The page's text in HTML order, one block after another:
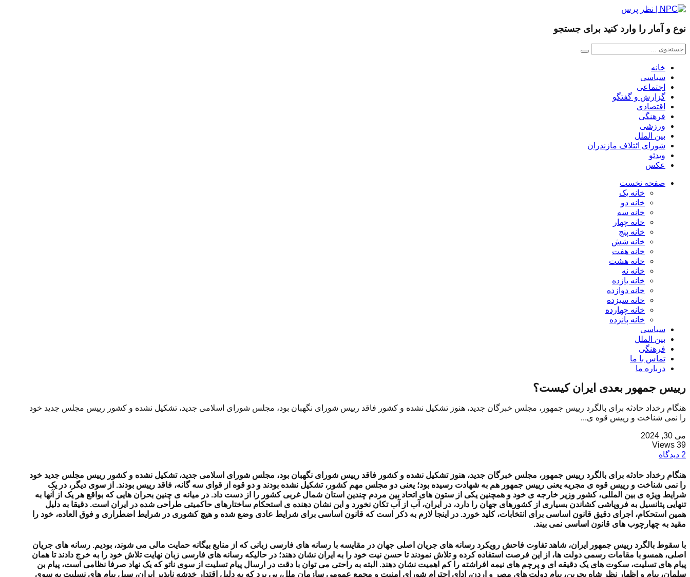
نوع و آمار را وارد کنید برای جستجو
خانه
سیاسی
اجتماعی
گزارش و گفتگو
اقتصادی
فرهنگی
ورزشی
بین الملل
شورای ائتلاف مازندران
ویدئو
عکس
صفحه نخست
خانه یک
خانه دو
خانه سه
خانه چهار
خانه پنج
خانه شش
خانه هفت
خانه هشت
خانه نه
خانه یازده
خانه دوازده
خانه سیزده
خانه چهارده
خانه پانزده
سیاسی
بین الملل
فرهنگی
تماس با ما
درباره ما
رییس جمهور بعدی ایران کیست؟
هنگام رخداد حادثه برای بالگرد رییس جمهور، مجلس خبرگان جدید، هنوز تشکیل نشده و کشور فاقد رییس شورای نگهبان بود، مجلس شورای اسلامی جدید، تشکیل نشده و کشور رییس مجلس جدید خود
را نمی شناخت و رییس قوه ی...
می 30, 2024
39 Views
2 دیدگاه
هنگام رخداد حادثه برای بالگرد رییس جمهور، مجلس خبرگان جدید، هنوز تشکیل نشده و کشور فاقد رییس شورای نگهبان بود، مجلس شورای اسلامی جدید، تشکیل نشده و کشور رییس مجلس جدید خود
را نمی شناخت و رییس قوه ی مجریه یعنی رییس جمهور هم به شهادت رسیده بود؛ یعنی دو مجلس مهم کشور، تشکیل نشده بودند و دو قوه از قوای سه گانه، فاقد رییس بودند. از سوی دیگر، در یک
شرایط ویژه ی بین المللی، کشور وزیر خارجه ی خود و همچنین یکی از ستون های اتحاد بین مردم چندین استان شمال غربی کشور را از دست داد. در میانه ی چنین بحران هایی که بواقع هر یک از آنها به
تنهایی پتانسیل به فروپاشی کشاندن بسیاری از کشورهای جهان را دارد، در ایران، آب از آب تکان نخورد و این نشان دهنده ی استحکام ساختارهای حاکمیتی طراحی شده در ایران است. دقیقا به دلیل
همین استحکام، اجرای دقیق قانون اساسی برای انتخابات، کلید خورد. در اینجا لازم به ذکر است که قانون اساسی برای شرایط عادی وضع شده و هیچ کشوری در شرایط اضطراری و فوق العاده، خود را
مقید به چهارچوب های قانون اساسی نمی بیند.
با سقوط بالگرد رییس جمهور ایران، شاهد تفاوت فاحش رویکرد رسانه های جریان اصلی جهان در مقایسه با رسانه های فارسی زبانی که از منابع بیگانه حمایت مالی می شوند، بودیم. رسانه های جریان
اصلی، همسو با مقامات رسمی دولت ها، از این فرصت استفاده کرده و تلاش نمودند تا حسن نیت خود را به ایران نشان دهند؛ در حالیکه رسانه های فارسی زبان نهایت تلاش خود را به خرج دادند تا همان
پیام های تسلیت، سکوت های یک دقیقه ای و پرچم های نیمه افراشته را کم اهمیت نشان دهند. البته به راحتی می توان با دقت در ارسال پیام تسلیت از سوی ناتو که یک نهاد صرفا نظامی است، پیام بن
سلمان، پیام و اظهار نظر شاه بحرین، پیام دولت های مصر و اردن، ادای احترام شورای امنیت و مجمع عمومی سازمان ملل، پی برد که به دلیل اقتدار خدشه ناپذیر ایران، سیل پیام های نسلیت به سوی